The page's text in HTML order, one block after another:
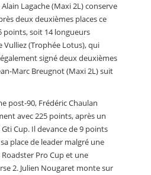
Lagache (Maxi 2L) conserve
deux deuxièmes places ce
points, soit 14 longueurs
Vulliez (Trophée Lotus), qui
signé deux deuxièmes
Marc Breugnot (Maxi 2L) suit
post-90, Frédéric Chaulan
avec 225 points, après un
Cup. Il devance de 9 points
place de leader malgré une
Pro Cup et une
2. Julien Nougaret monte sur